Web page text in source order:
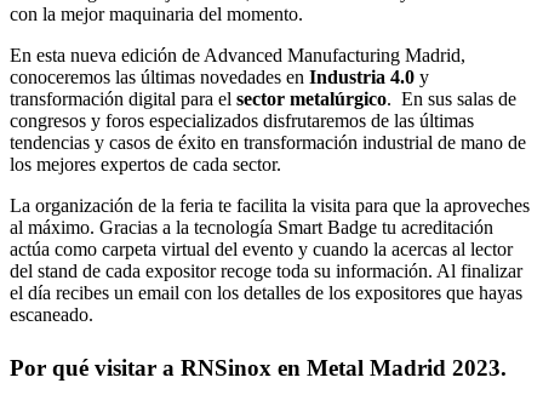
con la mejor maquinaria del momento.
En esta nueva edición de Advanced Manufacturing Madrid,
conoceremos las últimas novedades en Industria 4.0 y
transformación digital para el sector metalúrgico. En sus salas de
congresos y foros especializados disfrutaremos de las últimas
tendencias y casos de éxito en transformación industrial de mano de
los mejores expertos de cada sector.
La organización de la feria te facilita la visita para que la aproveches
al máximo. Gracias a la tecnología Smart Badge tu acreditación
actúa como carpeta virtual del evento y cuando la acercas al lector
del stand de cada expositor recoge toda su información. Al finalizar
el día recibes un email con los detalles de los expositores que hayas
escaneado.
Por qué visitar a RNSinox en Metal Madrid 2023.